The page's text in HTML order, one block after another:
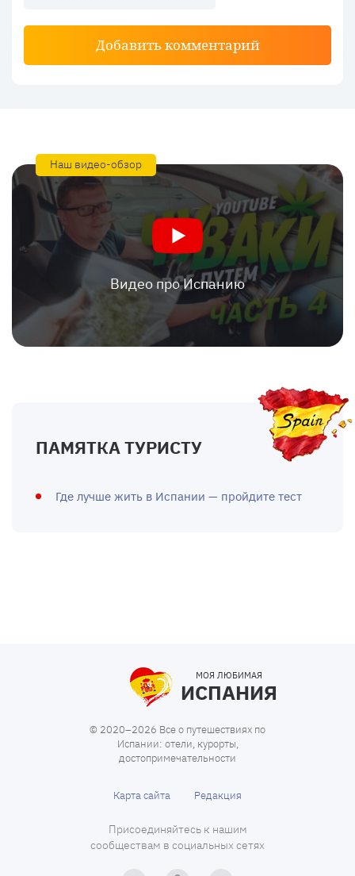
Добавить комментарий
Наш видео-обзор
Видео про Испанию
ПАМЯТКА ТУРИСТУ
Где лучше жить в Испании — пройдите тест
МОЯ ЛЮБИМАЯ
ИСПАНИЯ
© 2020–2026 Все о путешествиях по
Испании: отели, курорты,
достопримечательности
Карта сайта Редакция
Присоединяйтесь к нашим
сообществам в социальных сетях